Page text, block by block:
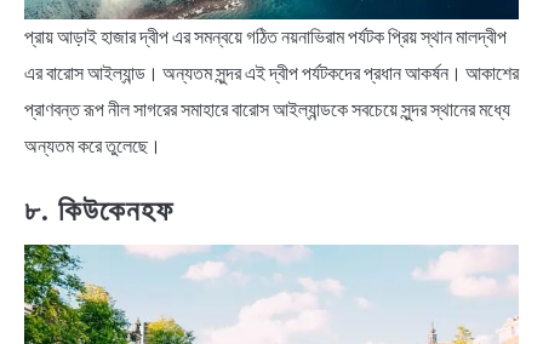
প্রায় আড়াই হাজার দ্বীপ এর সমন্বয়ে গঠিত নয়নাভিরাম পর্যটক প্রিয় স্থান মালদ্বীপ
এর বারোস আইল্যান্ড। অন্যতম সুন্দর এই দ্বীপ পর্যটকদের প্রধান আকর্ষন। আকাশের
প্রাণবন্ত রূপ নীল সাগরের সমাহারে বারোস আইল্যান্ডকে সবচেয়ে সুন্দর স্থানের মধ্যে
অন্যতম করে তুলেছে।
৮. কিউকেনহফ